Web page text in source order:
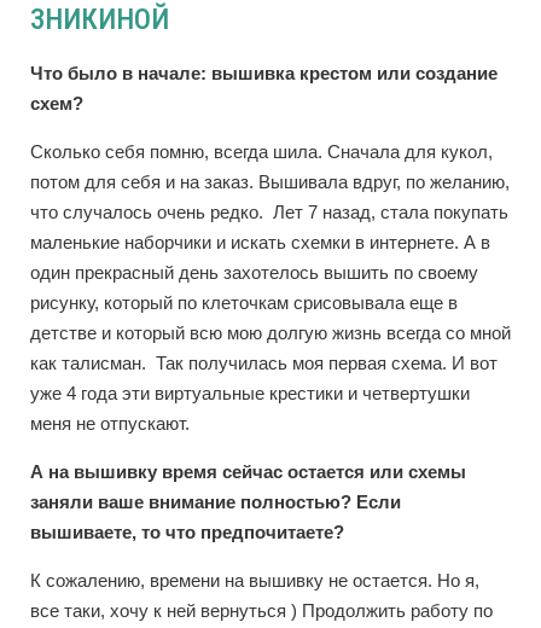
ЗНИКИНОЙ
Что было в начале: вышивка крестом или создание
схем?
Сколько себя помню, всегда шила. Сначала для кукол,
потом для себя и на заказ. Вышивала вдруг, по желанию,
что случалось очень редко. Лет 7 назад, стала покупать
маленькие наборчики и искать схемки в интернете. А в
один прекрасный день захотелось вышить по своему
рисунку, который по клеточкам срисовывала еще в
детстве и который всю мою долгую жизнь всегда со мной
как талисман. Так получилась моя первая схема. И вот
уже 4 года эти виртуальные крестики и четвертушки
меня не отпускают.
А на вышивку время сейчас остается или схемы
заняли ваше внимание полностью? Если
вышиваете, то что предпочитаете?
К сожалению, времени на вышивку не остается. Но я,
все таки, хочу к ней вернуться ) Продолжить работу по